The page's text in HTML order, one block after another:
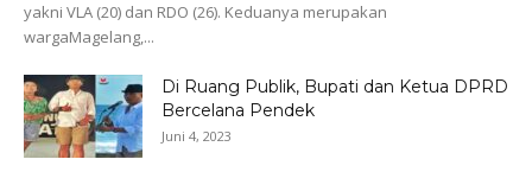
yakni VLA (20) dan RDO (26). Keduanya merupakan
wargaMagelang,...
Di Ruang Publik, Bupati dan Ketua DPRD
Bercelana Pendek
Juni 4, 2023